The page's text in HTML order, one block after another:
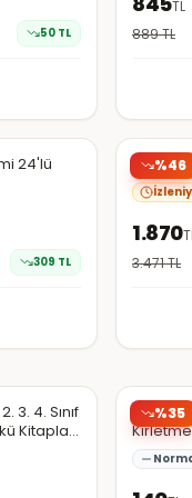
50 TL
TL
889TL
EN DÜŞÜK
24'lü
309 TL
%46
Amazon
The
1.870
3.471TL
3. 4. Sınıf
Kitapları
%35
Bic